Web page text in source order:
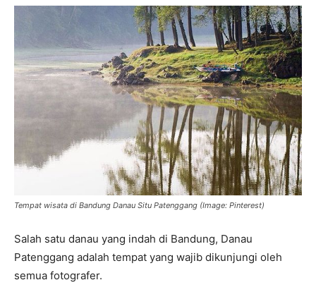
Tempat wisata di Bandung Danau Situ Patenggang (Image: Pinterest)
Salah satu danau yang indah di Bandung, Danau
Patenggang adalah tempat yang wajib dikunjungi oleh
semua fotografer.